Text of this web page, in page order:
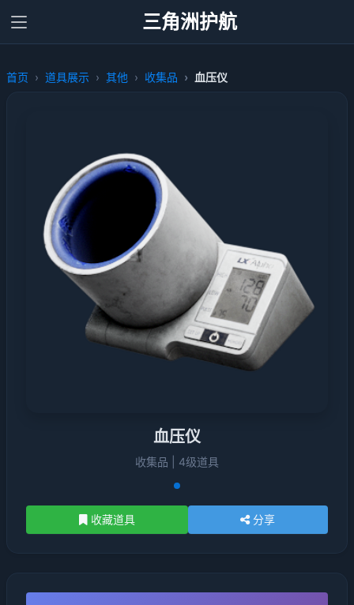
三角洲护航
首页 道具展示 其他 收集品 血压仪
血压仪
收集品 | 4级道具
收藏道具 分享